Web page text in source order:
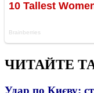
ЧИТАЙТЕ